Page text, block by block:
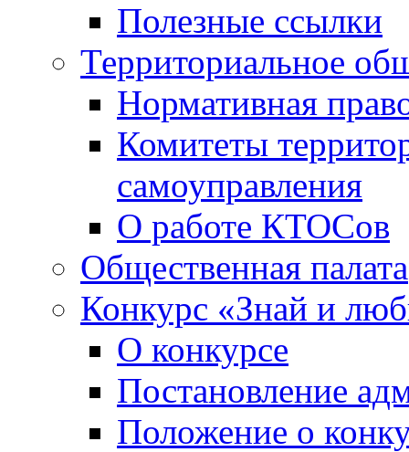
Полезные ссылки
Территориальное
Нормативная
Комитеты
самоуправления
О работе КТОСов
Общественная палата
Конкурс «Знай и
О конкурсе
Постановление
Положение о